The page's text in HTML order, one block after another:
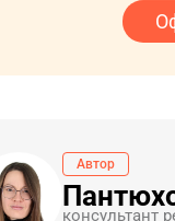
Автор
консультант